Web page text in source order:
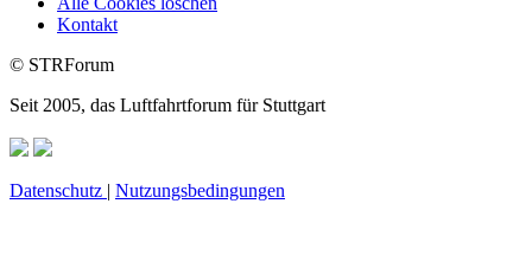
Kontakt
© STRForum
Seit 2005, das Luftfahrtforum für Stuttgart
Datenschutz | Nutzungsbedingungen